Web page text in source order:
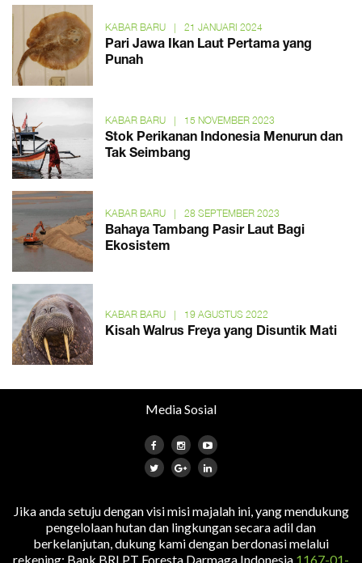
KABAR BARU | 21 JANUARI 2024
Pari Jawa Ikan Laut Pertama yang
Punah
KABAR BARU | 15 NOVEMBER 2023
Stok Perikanan Indonesia Menurun dan
Tak Seimbang
KABAR BARU | 28 SEPTEMBER 2023
Bahaya Tambang Pasir Laut Bagi
Ekosistem
KABAR BARU | 19 AGUSTUS 2022
Kisah Walrus Freya yang Disuntik Mati
Media Sosial
Jika anda setuju dengan visi misi majalah ini, yang mendukung
pengelolaan hutan dan lingkungan secara adil dan
berkelanjutan, dukung kami dengan berdonasi melalui
rekening: Bank BRI PT Foresta Darmaga Indonesia 1167-01-